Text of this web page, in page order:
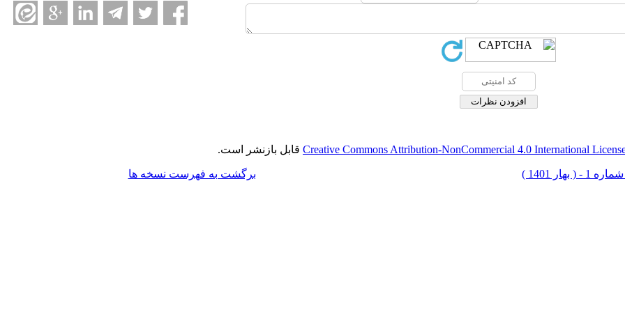
Creative Commons Attribution-NonCommercial 4.0 International قابل بازنشر است.
برگشت به فهرست نسخه ها